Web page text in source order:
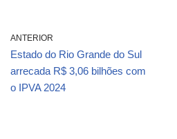
ANTERIOR
Estado do Rio Grande do Sul
arrecada R$ 3,06 bilhões com
o IPVA 2024